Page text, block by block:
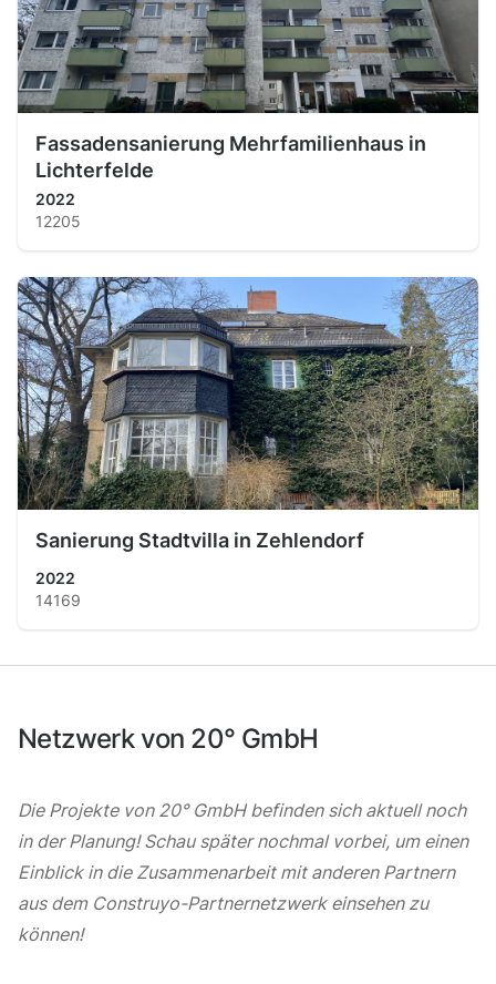
Fassadensanierung Mehrfamilienhaus in
Lichterfelde
2022
12205
Sanierung Stadtvilla in Zehlendorf
2022
14169
Netzwerk von 20° GmbH
Die Projekte von 20° GmbH befinden sich aktuell noch
in der Planung! Schau später nochmal vorbei, um einen
Einblick in die Zusammenarbeit mit anderen Partnern
aus dem Construyo-Partnernetzwerk einsehen zu
können!